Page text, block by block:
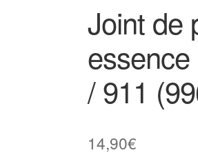
Joint de
/ 911
14,90€